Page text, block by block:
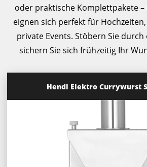
oder praktische Komplettpakete
eignen sich perfekt für
private Events. Stöbern Sie
sichern Sie sich frühzeitig Ihr
Hendi Elektro Currywurst